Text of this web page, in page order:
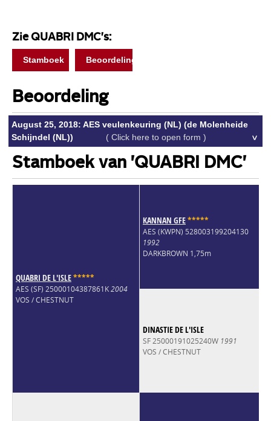
Zie QUABRI DMC's:
Stamboek Beoordeling
Beoordeling
August 25, 2018: AES veulenkeuring (NL) (de Molenheide
Schijndel (NL))
( Click here to open form )
Stamboek van 'QUABRI DMC'
QUABRI DE L'ISLE*****
AES (SF) 25000104387861K2004
VOS / CHESTNUT
KANNAN GFE*****
AES (KWPN) 528003199204130
1992
DARKBROWN 1,75m
DINASTIE DE L'ISLE
SF 25000191025240W 1991
VOS / CHESTNUT